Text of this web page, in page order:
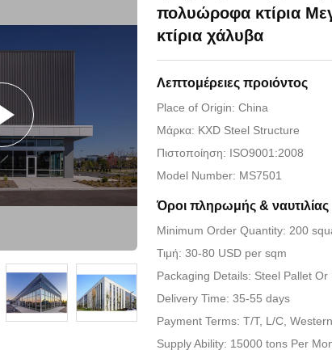
πολυώροφα κτίρια
κτίρια χάλυβα
Λεπτομέρειες προιόντος
Place of Origin: China
Μάρκα: KXD Steel Structure
Πιστοποίηση: ISO9001:2008
Model Number: MS7501
Όροι πληρωμής & ναυτιλίας
Minimum Order Quantity: 200
Τιμή: 30-80 USD per sqm
Packaging Details: Steel Pallet Or
Delivery Time: 35-55 days
Payment Terms: T/T, L/C,
Supply Ability: 15000 tons Per